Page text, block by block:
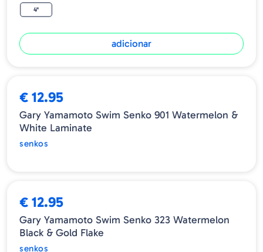
4"
adicionar
€ 12.95
Gary Yamamoto Swim Senko 901 Watermelon &
White Laminate
senkos
€ 12.95
Gary Yamamoto Swim Senko 323 Watermelon
Black & Gold Flake
senkos